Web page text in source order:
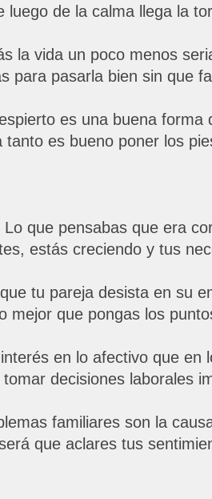
luego de la calma llega la
la vida un poco menos
para pasarla bien sin que
es una buena forma
tanto es bueno poner los
que pensabas que era
estás creciendo y tus
tu pareja desista en su
mejor que pongas los
en lo afectivo que en
decisiones laborales
familiares son la
que aclares tus